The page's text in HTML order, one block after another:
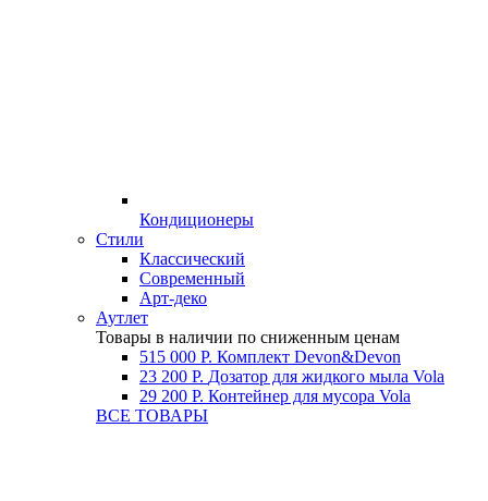
Кондиционеры
Стили
Классический
Современный
Арт-деко
Аутлет
Товары в наличии по сниженным ценам
515 000 Р. Комплект Devon&Devon
23 200 Р. Дозатор для жидкого мыла Vola
29 200 Р. Контейнер для мусора Vola
ВСЕ ТОВАРЫ